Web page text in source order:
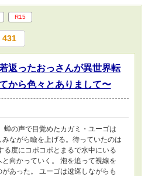
国では第一皇子ドルモアが離反、ま
逆、皇位を簒奪する。ドルモアはル
ゲオルグと結託。二帝国同盟を作り
ギスは隣国と結び二王国同盟を作り
ろうと目論んでいた。十数年の戦い
は二帝国同盟を倒すことに成功する
る星を食らう星プラネットイーター
ネットイーターに立ち向かい、惑星
が訪れる。 ※直接的な表現は避けて
描写が含まれます。 それらを推奨
の作品はカクヨム、なろうでも掲載
R15
431
返ったおっさんが異世界転
から色々とありまして〜
蝉の声で目覚めたカガミ・ユーゴは
ながら瞼を上げる。待っていたのは
る度にコポコポとまるで水中にいる
向かっていく。 泡を追って視線を
があった。 ユーゴは逡巡しながらも